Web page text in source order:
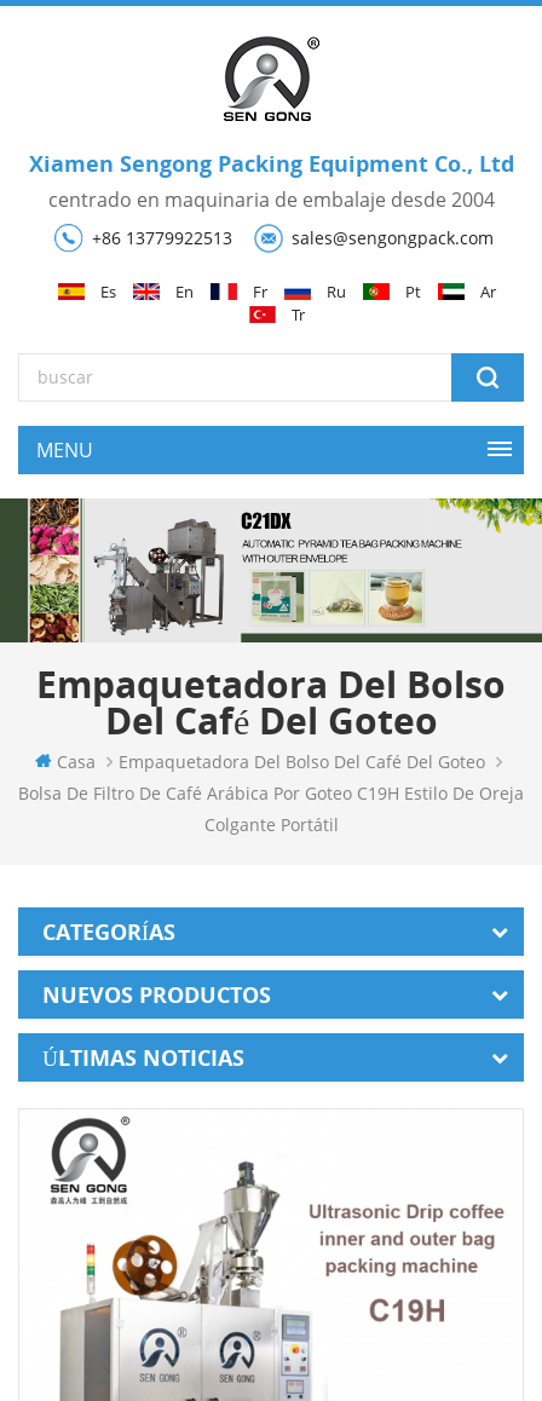
Xiamen Sengong Packing Equipment Co., Ltd
centrado en maquinaria de embalaje desde 2004
+86 13779922513 sales@sengongpack.com
Es En Fr Ru Pt
Ar
Tr
Empaquetadora Del Bolso
Del Café Del Goteo
Casa
Empaquetadora Del Bolso Del Café Del Goteo
Bolsa De Filtro De Café Arábica Por Goteo C19H Estilo De Oreja
Colgante Portátil
CATEGORÍAS
NUEVOS PRODUCTOS
ÚLTIMAS NOTICIAS